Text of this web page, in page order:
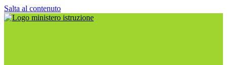
Salta al contenuto